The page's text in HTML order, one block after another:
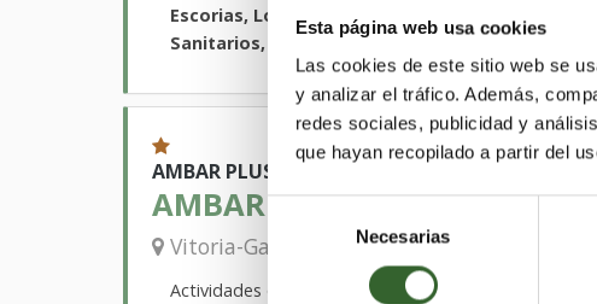
Esta página web usa cookies
Las cookies de este sitio web se
y analizar el tráfico. Además,
redes sociales, publicidad y
que hayan recopilado a partir del
consentimiento
Necesarias
Escorias, Lodos, Aceites, Madera, Papel, Pilas,
Sanitarios, Suelos Contaminados, Textiles,
AMBAR PLUS
AMBAR HONDAKIN, S.L.
Vitoria-Gasteiz | Trabaja en
Actividades que desarrollan:
Desgasificación y